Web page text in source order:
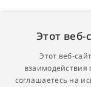
Этот
Этот веб-
взаимодействия
соглашаетесь на